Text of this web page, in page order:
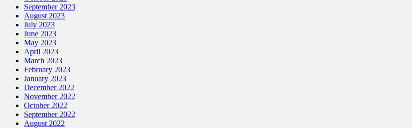
September 2023
August 2023
July 2023
June 2023
May 2023
April 2023
March 2023
February 2023
January 2023
December 2022
November 2022
October 2022
September 2022
August 2022